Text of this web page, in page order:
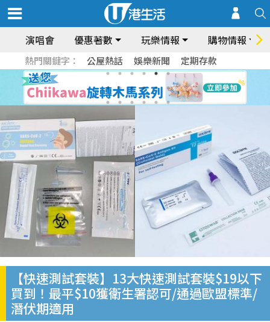
演唱會 優惠著數 玩樂情報 購物情報
熱門關鍵字： 公屋熱話 娛樂新聞 定期存款
【快速測試套裝】13大快速測試套裝$19以下
買到！最平$10獲衛生署認可/通過歐盟標準/
潛伏期適用